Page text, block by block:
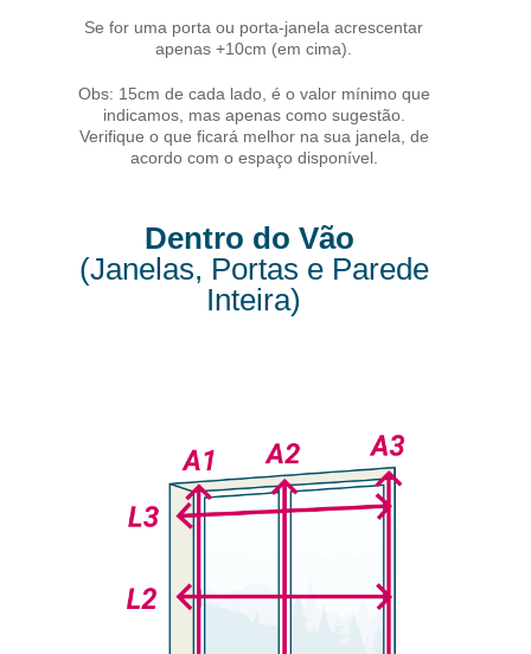
Se for uma porta ou porta-janela acrescentar
apenas +10cm (em cima).
Obs: 15cm de cada lado, é o valor mínimo que
indicamos, mas apenas como sugestão.
Verifique o que ficará melhor na sua janela, de
acordo com o espaço disponível.
Dentro do Vão
(Janelas, Portas e Parede
Inteira)